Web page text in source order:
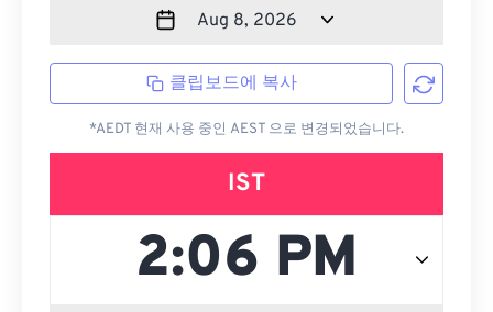
클립보드에 복사
*AEDT 현재 사용 중인 AEST 으로 변경되었습니다.
IST